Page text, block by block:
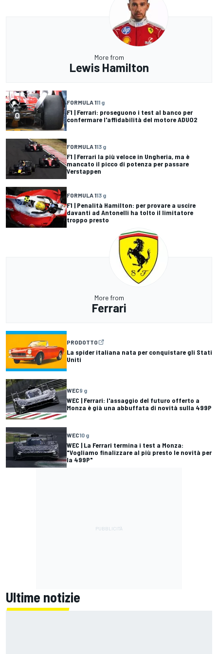
More from
Lewis Hamilton
FORMULA 111 g
F1 | Ferrari: proseguono i test al banco per
confermare l'affidabilità del motore ADUO2
FORMULA 113 g
F1 | Ferrari la più veloce in Ungheria, ma è
mancato il picco di potenza per passare
Verstappen
FORMULA 113 g
F1 | Penalità Hamilton: per provare a uscire
davanti ad Antonelli ha tolto il limitatore
troppo presto
More from
Ferrari
PRODOTTO
La spider italiana nata per conquistare gli Stati
Uniti
WEC9 g
WEC | Ferrari: l'assaggio del futuro offerto a
Monza è già una abbuffata di novità sulla 499P
WEC10 g
WEC | La Ferrari termina i test a Monza:
"Vogliamo finalizzare al più presto le novità per
la 499P"
Ultime notizie